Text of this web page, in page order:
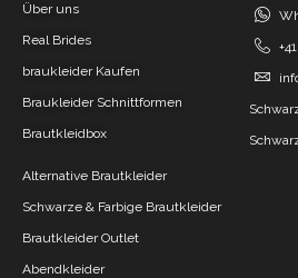
Über uns
Real Brides
braukleider Kaufen
Braukleider Schnittformen
Brautkleidbox
Alternative Brautkleider
Schwarze & Farbige Brautkleider
Brautkleider Outlet
Abendkleider